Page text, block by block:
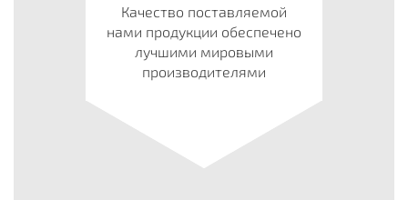
Качество поставляемой
нами продукции обеспечено
лучшими мировыми
производителями